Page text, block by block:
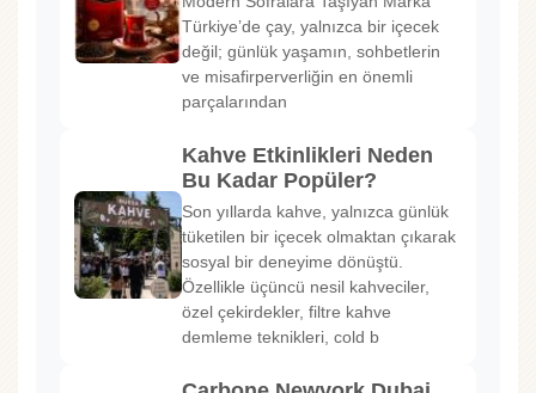
Türkiye’de çay, yalnızca bir içecek
değil; günlük yaşamın, sohbetlerin
ve misafirperverliğin en önemli
parçalarından
Kahve Etkinlikleri Neden
Bu Kadar Popüler?
Son yıllarda kahve, yalnızca günlük
tüketilen bir içecek olmaktan çıkarak
sosyal bir deneyime dönüştü.
Özellikle üçüncü nesil kahveciler,
özel çekirdekler, filtre kahve
demleme teknikleri, cold b